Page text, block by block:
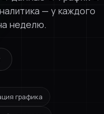
Телеком
— у каждого
неделю.
графика